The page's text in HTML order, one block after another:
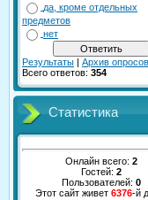
да, кроме отдельных
предметов
нет
Результаты | Архив опросов
Всего ответов: 354
Статистика
Онлайн всего: 2
Гостей: 2
Пользователей: 0
Этот сайт живет 6376-й